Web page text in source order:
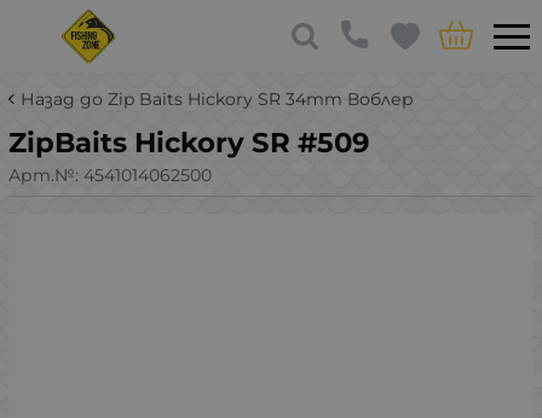
Назад до Zip Baits Hickory SR 34mm Воблер
ZipBaits Hickory SR #509
Арт.№: 4541014062500